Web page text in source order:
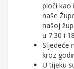
ploči kao
naše
našoj
u 7:30 i
Sljedeće
kroz
U tijeku